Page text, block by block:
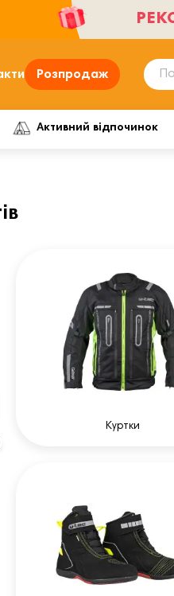
Розпродаж
Активний відпочинок
Куртки